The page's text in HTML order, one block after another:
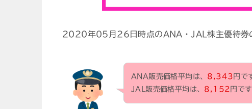
2020年05月26日時点のANA・JAL株主優待券
ANA販売価格平均は、 8,343 円で
JAL販売価格平均は、 8,152 円で